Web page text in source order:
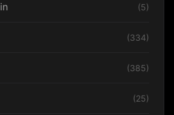
(5)
(334)
(385)
(25)